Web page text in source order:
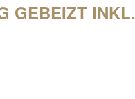
GEBEIZT INKL.